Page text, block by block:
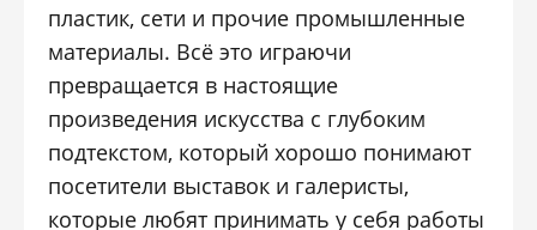
пластик, сети и прочие промышленные
материалы. Всё это играючи
превращается в настоящие
произведения искусства с глубоким
подтекстом, который хорошо понимают
посетители выставок и галеристы,
которые любят принимать у себя работы